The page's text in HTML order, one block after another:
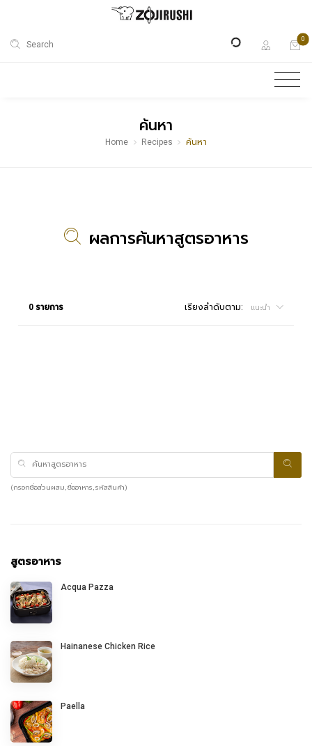
Search
0
ค้นหา
Home Recipes ค้นหา
ผลการค้นหาสูตรอาหาร
0 รายการ เรียงลำดับตาม: แนะนำ
(กรอกชื่อส่วนผสม, ชื่ออาหาร, รหัสสินค้า)
สูตรอาหาร
Acqua Pazza
Hainanese Chicken Rice
Paella